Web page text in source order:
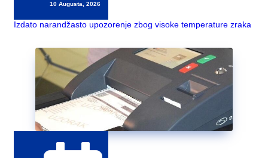
10 Augusta, 2026
Izdato narandžasto upozorenje zbog visoke temperature zraka